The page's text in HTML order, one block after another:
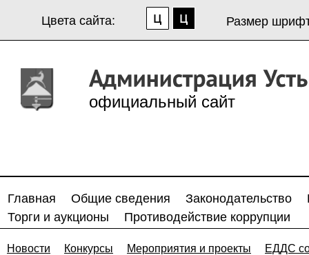
Цвета сайта: Размер
официальный сайт
Главная Общие сведения Законодательство
Торги и аукционы
Противодействие коррупции
Новости Конкурсы Мероприятия и проекты ЕДДС